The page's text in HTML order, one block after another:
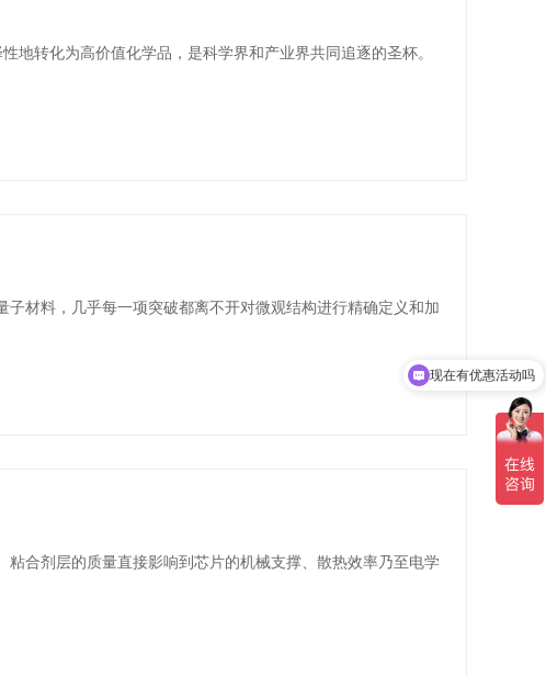
地转化为高价值化学品，是科学界和产业界共同追逐的圣杯。
材料，几乎每一项突破都离不开对微观结构进行精确定义和加
合剂层的质量直接影响到芯片的机械支撑、散热效率乃至电学
现在有优惠活动吗